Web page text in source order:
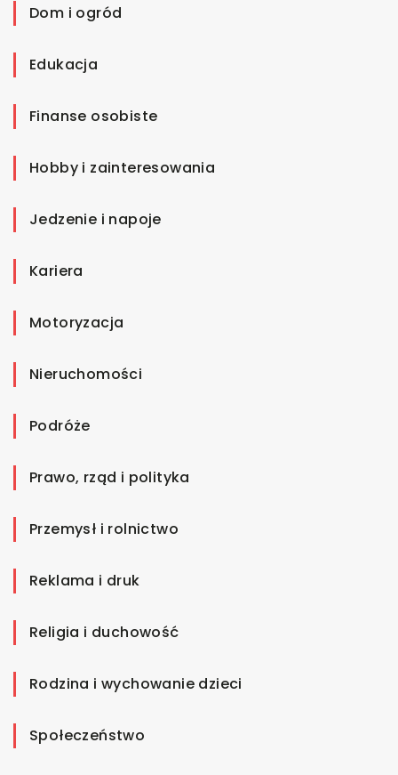
Dom i ogród
Edukacja
Finanse osobiste
Hobby i zainteresowania
Jedzenie i napoje
Kariera
Motoryzacja
Nieruchomości
Podróże
Prawo, rząd i polityka
Przemysł i rolnictwo
Reklama i druk
Religia i duchowość
Rodzina i wychowanie dzieci
Społeczeństwo